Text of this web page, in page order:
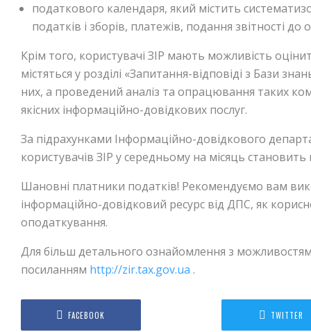
податкового календаря, який містить
податків і зборів, платежів, подання звітності до
Крім того, користувачі ЗІР мають можливість
містяться у розділі «Запитання-відповіді з Бази
них, а проведений аналіз та опрацювання таких
якісних інформаційно-довідкових послуг.
За підрахунками Інформаційно-довідкового
користувачів ЗІР у середньому на місяць становить
Шановні платники податків! Рекомендуємо вам
інформаційно-довідковий ресурс від ДПС, як
оподаткування.
Для більш детального ознайомлення з
посиланням http://zir.tax.gov.ua .
FACEBOOK TWITTER